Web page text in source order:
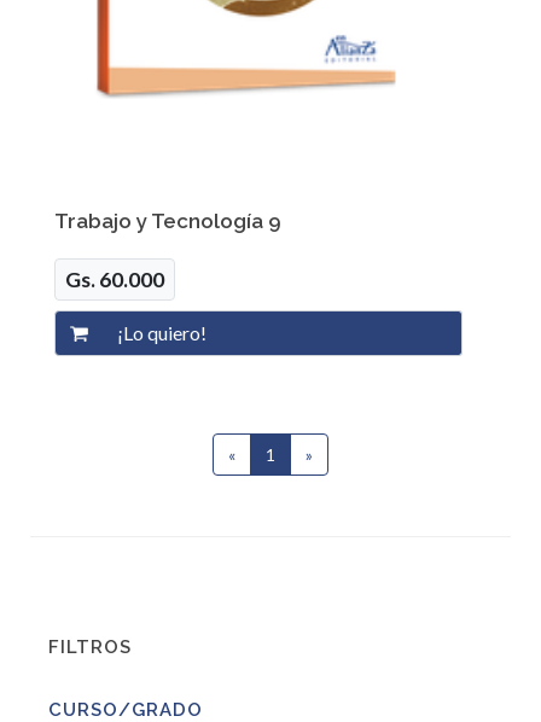
Trabajo y Tecnología 9
Gs. 60.000
« 1 (current)
»
FILTROS
CURSO/GRADO